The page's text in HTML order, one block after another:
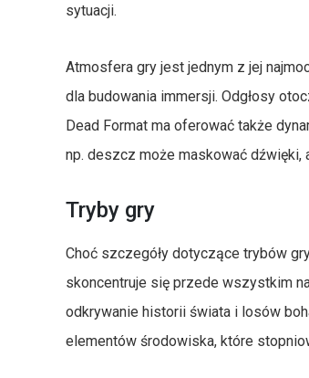
sytuacji.
Atmosfera gry jest jednym z jej
dla budowania immersji. Odgłosy
Dead Format ma oferować także
np. deszcz może maskować dźwięki,
Tryby gry
Choć szczegóły dotyczące trybów
skoncentruje się przede wszystkim
odkrywanie historii świata i losów
elementów środowiska, które